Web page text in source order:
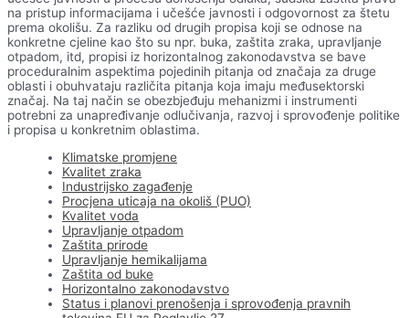
na pristup informacijama i učešće javnosti i odgovornost za štetu
prema okolišu. Za razliku od drugih propisa koji se odnose na
konkretne cjeline kao što su npr. buka, zaštita zraka, upravljanje
otpadom, itd, propisi iz horizontalnog zakonodavstva se bave
proceduralnim aspektima pojedinih pitanja od značaja za druge
oblasti i obuhvataju različita pitanja koja imaju međusektorski
značaj. Na taj način se obezbjeđuju mehanizmi i instrumenti
potrebni za unapređivanje odlučivanja, razvoj i sprovođenje politike
i propisa u konkretnim oblastima.
Klimatske promjene
Kvalitet zraka
Industrijsko zagađenje
Procjena uticaja na okoliš (PUO)
Kvalitet voda
Upravljanje otpadom
Zaštita prirode
Upravljanje hemikalijama
Zaštita od buke
Horizontalno zakonodavstvo
Status i planovi prenošenja i sprovođenja pravnih